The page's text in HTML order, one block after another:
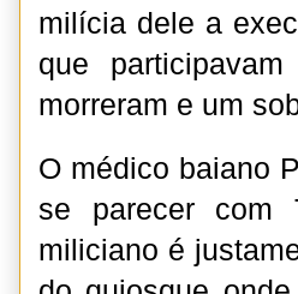
milícia dele a
que
morreram e um
O médico baiano
se parecer com
miliciano é